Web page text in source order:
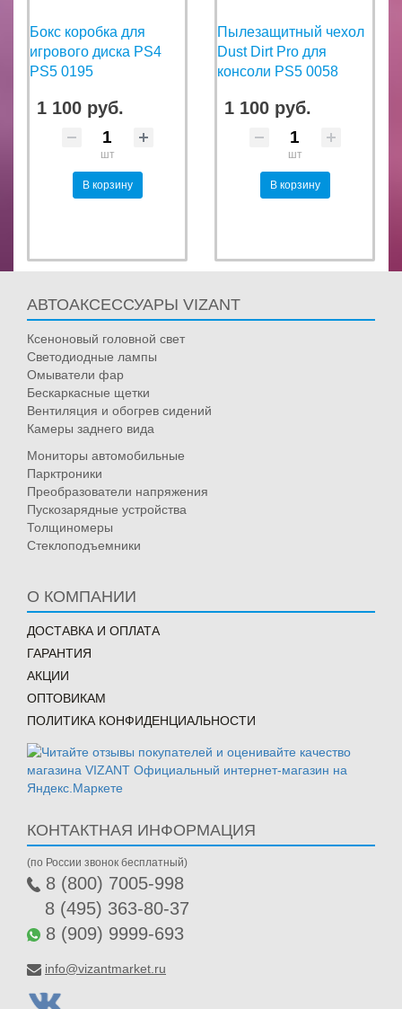
Бокс коробка для
игрового диска PS4
PS5 0195
1 100 руб.
шт
В корзину
Пылезащитный чехол
Dust Dirt Pro для
консоли PS5 0058
1 100 руб.
шт
В корзину
АВТОАКСЕССУАРЫ VIZANT
Ксеноновый головной свет
Светодиодные лампы
Омыватели фар
Бескаркасные щетки
Вентиляция и обогрев сидений
Камеры заднего вида
Мониторы автомобильные
Парктроники
Преобразователи напряжения
Пускозарядные устройства
Толщиномеры
Стеклоподъемники
О КОМПАНИИ
ДОСТАВКА И ОПЛАТА
ГАРАНТИЯ
АКЦИИ
ОПТОВИКАМ
ПОЛИТИКА КОНФИДЕНЦИАЛЬНОСТИ
КОНТАКТНАЯ ИНФОРМАЦИЯ
(по России звонок бесплатный)
8 (800) 7005-998
8 (495) 363-80-37
8 (909) 9999-693
info@vizantmarket.ru